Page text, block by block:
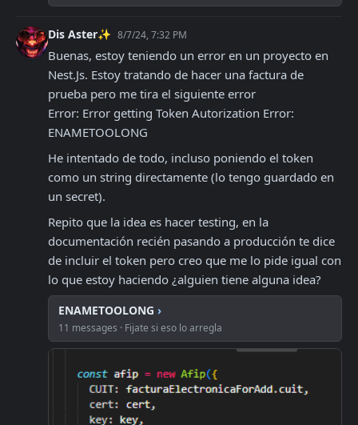
Dis Aster✨ 8/7/24, 7:32 PM
Buenas, estoy teniendo un error en un proyecto en
Nest.Js. Estoy tratando de hacer una factura de
prueba pero me tira el siguiente error
Error: Error getting Token Autorization Error:
ENAMETOOLONG
He intentado de todo, incluso poniendo el token
como un string directamente (lo tengo guardado en
un secret).
Repito que la idea es hacer testing, en la
documentación recién pasando a producción te dice
de incluir el token pero creo que me lo pide igual con
lo que estoy haciendo ¿alguien tiene alguna idea?
ENAMETOOLONG ›
11 messages · Fijate si eso lo arregla